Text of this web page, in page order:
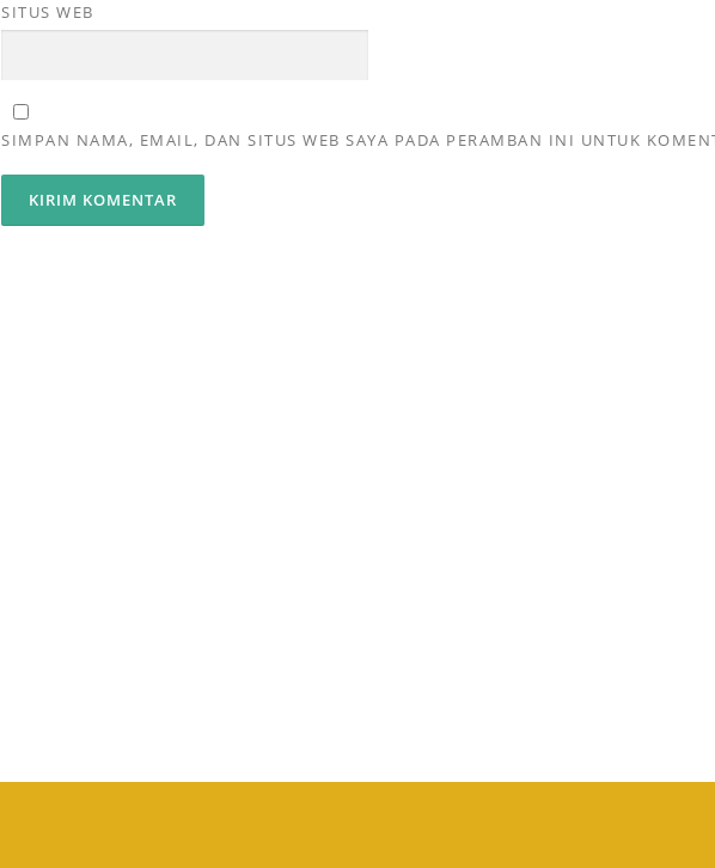
SITUS WEB
SIMPAN NAMA, EMAIL, DAN SITUS WEB SAYA PADA PERAMBAN INI UNTUK